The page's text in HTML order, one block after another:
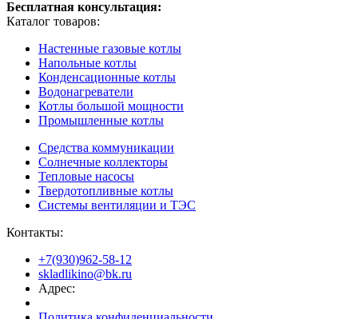
Бесплатная консультация:
Каталог товаров:
Настенные газовые котлы
Напольные котлы
Конденсационные котлы
Водонагреватели
Котлы большой мощности
Промышленные котлы
Средства коммуникации
Солнечные коллекторы
Тепловые насосы
Твердотопливные котлы
Системы вентиляции и ТЭС
Контакты:
+7(930)962-58-12
skladlikino@bk.ru
Адрес: